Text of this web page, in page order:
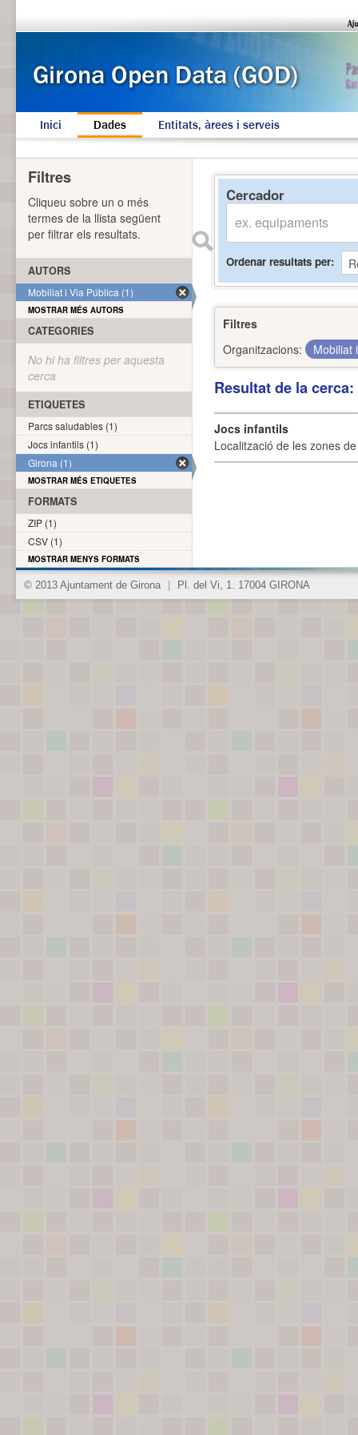
Inici Dades Entitats, àrees i serveis
Cercador
Ordenar resultats per
Filtres
Organitzacions:
Mobiliat
Resultat de la
Jocs infantils
Localització de les zones
Filtres
Cliqueu sobre un o més
termes de la llista següent
per filtrar els resultats.
AUTORS
Mobiliat i Via Pública (1)
MOSTRAR MÉS AUTORS
CATEGORIES
No hi ha filtres per aquesta
cerca
ETIQUETES
Parcs saludables (1)
Jocs infantils (1)
Girona (1)
MOSTRAR MÉS ETIQUETES
FORMATS
ZIP (1)
CSV (1)
MOSTRAR MENYS FORMATS
© 2013 Ajuntament de Girona Pl. del Vi, 1. 17004 GIRONA